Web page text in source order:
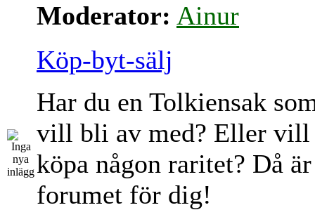
Moderator: Ainur
Köp-byt-sälj
Har du en Tolkiensak
vill bli av med? Eller vill
köpa någon raritet? Då
forumet för dig!